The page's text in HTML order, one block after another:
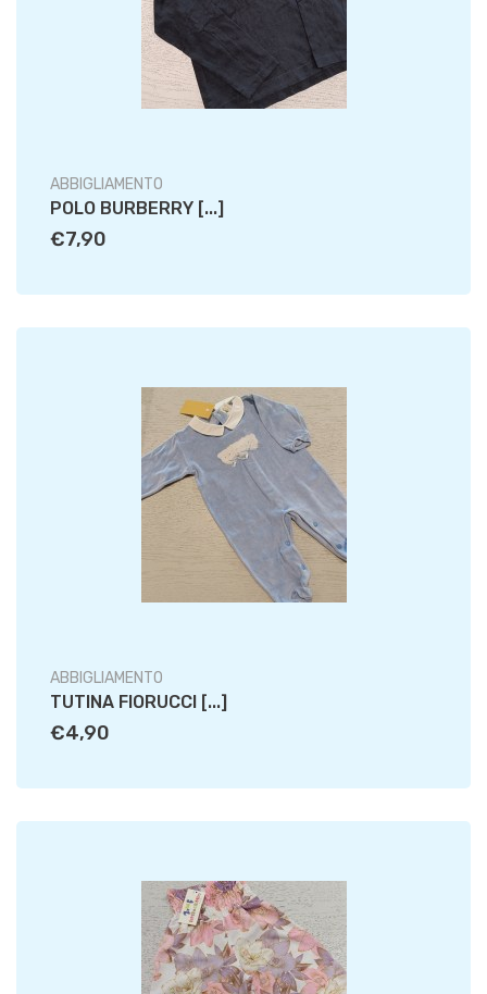
ABBIGLIAMENTO
POLO BURBERRY [...]
€7,90
ABBIGLIAMENTO
TUTINA FIORUCCI [...]
€4,90